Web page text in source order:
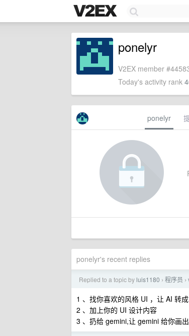
ponelyr
V2EX member
Today's activity rank
ponelyr
ponelyr's recent replies
Replied to a topic by luis1180 › 程序员 ›
1 、找你喜欢的风格 UI ，让 AI 转
2 、加上你的 UI 设计内容
3 、扔给 gemini,让 gemini 给你画